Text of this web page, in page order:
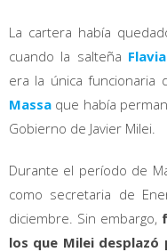
La cartera había
cuando la salteña
era la única funcionaria
Massa que había
Gobierno de Javier Milei.
Durante el período de
como secretaria de
diciembre. Sin embargo,
los que Milei